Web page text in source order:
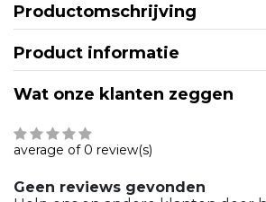
Productomschrijving
Product informatie
Wat onze klanten zeggen
average of 0 review(s)
Geen reviews gevonden